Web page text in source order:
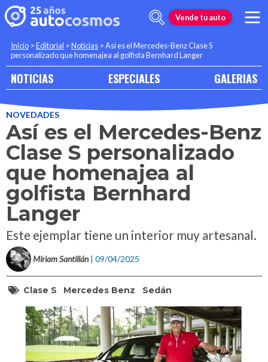
Vende tu auto
Inicio >Editorial >Noticias >Así es el Mercedes-Benz Clase S
personalizado que homenajea al golfista Bernhard Langer
NOTICIAS ESPECIALES GALERIAS
NOVEDADES
Así es el Mercedes-Benz
Clase S personalizado
que homenajea al
golfista Bernhard
Langer
Este ejemplar tiene un interior muy artesanal.
Miriam Santillán | 09/04/2025
Clase S Mercedes Benz Sedán